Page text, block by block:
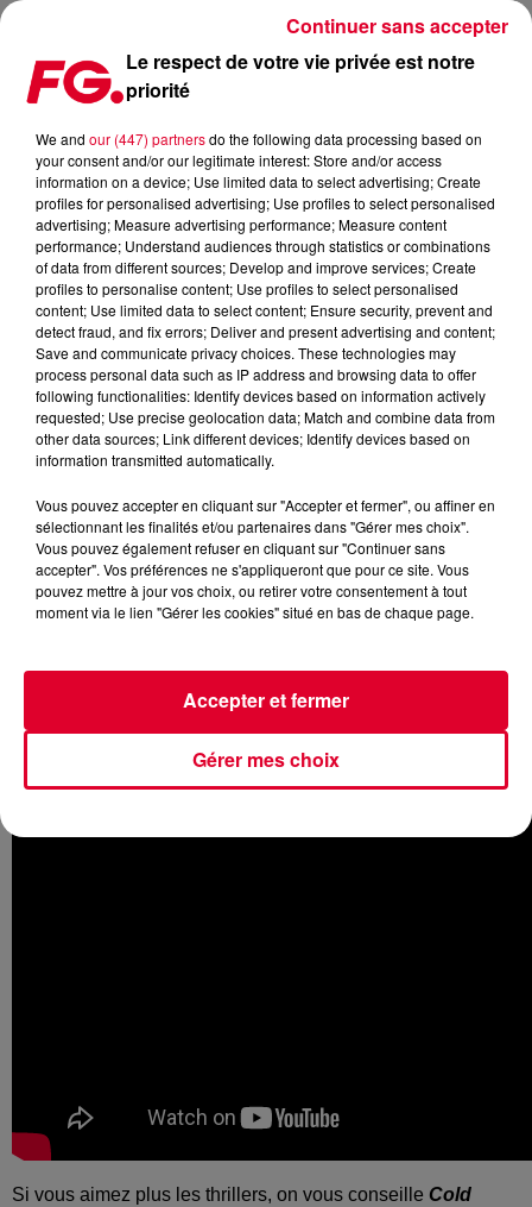
SORTIES CINÉMA - MERCREDI 15 MAI 2019 (VIDÉOS)
Publié : 15 mai 2019 à 5h47 par Antony Harari
A l'affiche cette semaine :Séduis-moi si tu peux. Une
journaliste au chômage, est embauché pour écrire les
discours de campagne d’une candidate à la présidence des
Etats-Unis et qui n’est autre... que son ancienne baby-sitter
! Tout les sépare mais leur complicité grandit vite…
Si vous aimez plus les thrillers, on vous conseille Cold
Le respect de votre vie privée est notre
priorité
We and our (447) partnersdo the following data processing based on
your consent and/or our legitimate interest: Store and/or access
information on a device; Use limited data to select advertising; Create
profiles for personalised advertising; Use profiles to select personalised
advertising; Measure advertising performance; Measure content
performance; Understand audiences through statistics or combinations
of data from different sources; Develop and improve services; Create
profiles to personalise content; Use profiles to select personalised
content; Use limited data to select content; Ensure security, prevent and
detect fraud, and fix errors; Deliver and present advertising and content;
Save and communicate privacy choices. These technologies may
process personal data such as IP address and browsing data to offer
following functionalities: Identify devices based on information actively
requested; Use precise geolocation data; Match and combine data from
other data sources; Link different devices; Identify devices based on
information transmitted automatically.
Vous pouvez accepter en cliquant sur "Accepter et fermer", ou affiner en
sélectionnant les finalités et/ou partenaires dans "Gérer mes choix".
Vous pouvez également refuser en cliquant sur "Continuer sans
accepter". Vos préférences ne s'appliqueront que pour ce site. Vous
pouvez mettre à jour vos choix, ou retirer votre consentement à tout
moment via le lien "Gérer les cookies" situé en bas de chaque page.
Gérer mes choix
Accepter et fermer
Continuer sans accepter